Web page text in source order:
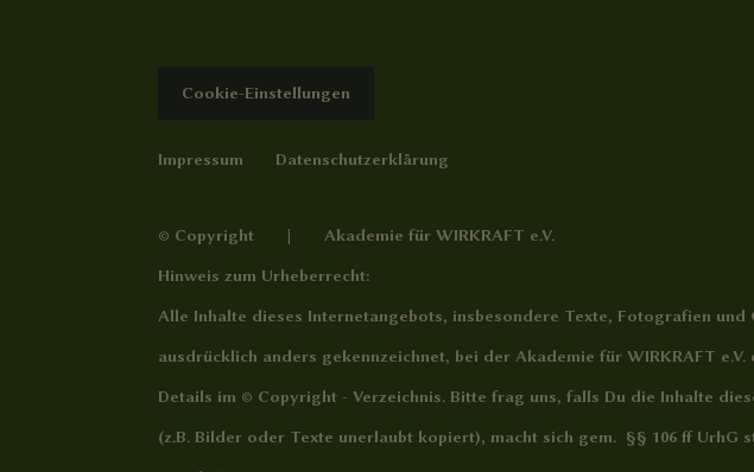
Cookie-Einstellungen
Impressum Datenschutzerklärung
© Copyright | Akademie für WIRKRAFT e.V.
Hinweis zum Urheberrecht:
Alle Inhalte dieses Internetangebots, insbesondere Texte, Fotografien
ausdrücklich anders gekennzeichnet, bei der Akademie für WIRKRAFT
Details im © Copyright - Verzeichnis. Bitte frag uns, falls Du die Inhalte
(z.B. Bilder oder Texte unerlaubt kopiert), macht sich gem. §§ 106 ff